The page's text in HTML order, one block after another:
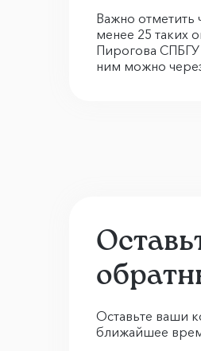
Важно
менее 25 таких
Пирогова СПБГУ
ним можно
Оставьте ваши
ближайшее